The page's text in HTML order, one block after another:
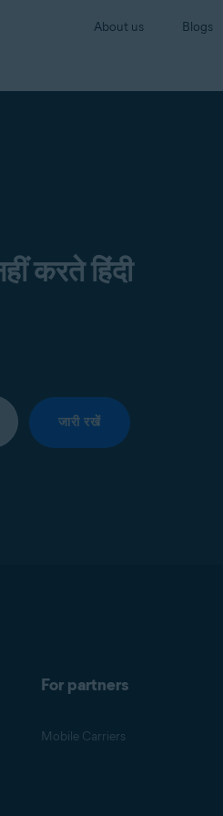
About us Blogs
करते हिंदी
जारी रखें
For partners
Mobile Carriers